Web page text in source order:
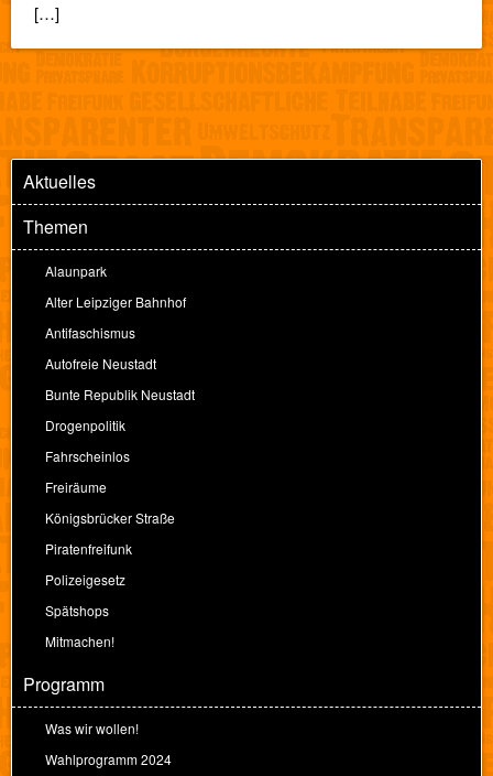
[…]
Aktuelles
Themen
Alaunpark
Alter Leipziger Bahnhof
Antifaschismus
Autofreie Neustadt
Bunte Republik Neustadt
Drogenpolitik
Fahrscheinlos
Freiräume
Königsbrücker Straße
Piratenfreifunk
Polizeigesetz
Spätshops
Mitmachen!
Programm
Was wir wollen!
Wahlprogramm 2024